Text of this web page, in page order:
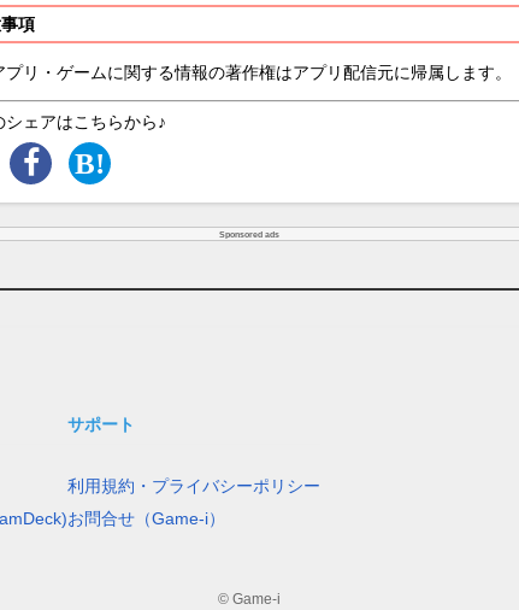
項
プリ・ゲームに関する情報の著作権はアプリ配信元に帰属します。
シェアはこちらから♪
Sponsored ads
サポート
利用規約・プライバシーポリシー
お問合せ（Game-i）
© Game-i